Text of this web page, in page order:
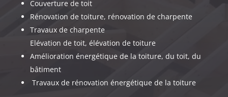
Couverture de toit
Rénovation de toiture, rénovation de charpente
Travaux de charpente
Elévation de toit, élévation de toiture
Amélioration énergétique de la toiture, du toit, du
bâtiment
Travaux de rénovation énergétique de la toiture